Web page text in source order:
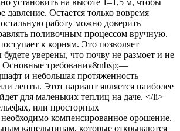
давление. Остается только вовремя
работу можно доверить
поливочным процессом вручную.
к корням. Это позволяет
уверены, что почву не размоет и не
Основные требования&nbsp;—
и небольшая протяженность
ленты. Этот вариант является наиболее
для маленьких теплиц на даче. </li>
или просторных
компенсированное орошение.
капельницам, которые открываются